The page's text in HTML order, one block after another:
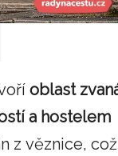
oblast
a hostelem
z věznice, což